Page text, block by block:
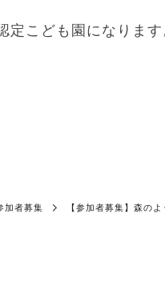
定こども園になりま
加者募集 【参加者募集】森のよ